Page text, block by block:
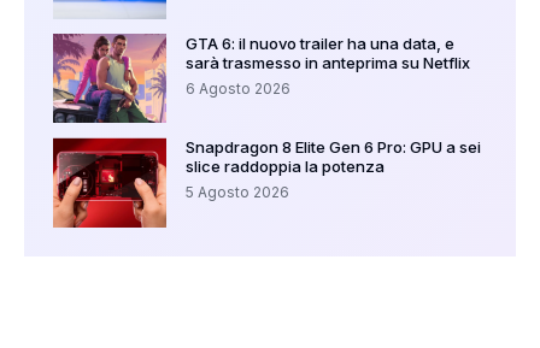
GTA 6: il nuovo trailer ha una data, e
sarà trasmesso in anteprima su Netflix
6 Agosto 2026
Snapdragon 8 Elite Gen 6 Pro: GPU a sei
slice raddoppia la potenza
5 Agosto 2026